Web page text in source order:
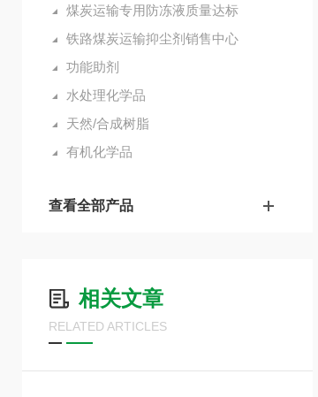
煤炭运输专用防冻液质量达标
铁路煤炭运输抑尘剂销售中心
功能助剂
水处理化学品
天然/合成树脂
有机化学品
查看全部产品
相关文章
RELATED ARTICLES